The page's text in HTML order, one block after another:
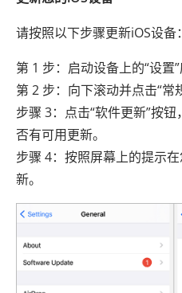
请按照以下步骤更新iOS设备：
第 1 步：启动设备上的“设置”
第 2 步：向下滚动并点击“常
步骤 3：点击“软件更新”按
否有可用更新。
步骤 4：按照屏幕上的提示
新。